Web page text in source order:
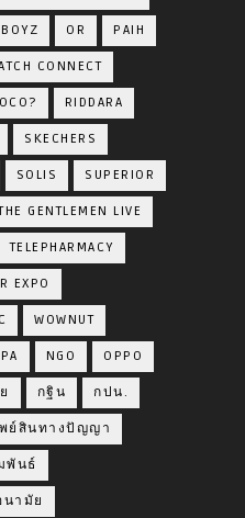
OR PAIH
CONNECT
RIDDARA
SKECHERS
SOLIS SUPERIOR
GENTLEMEN LIVE
TELEPHARMACY
EXPO
WOWNUT
NGO OPPO
กฐิน กปน.
ย์สินทางปัญญา
พันธ์
นามัย